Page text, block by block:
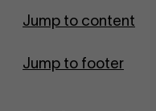
Jump to content
Jump to footer
Go to homepage